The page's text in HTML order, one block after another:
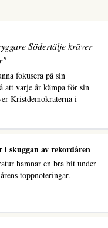
Södertälje kräver
fokusera på sin
att varje år kämpa för sin
Kristdemokraterna i
skuggan av rekordåren
hamnar en bra bit under
toppnoteringar.